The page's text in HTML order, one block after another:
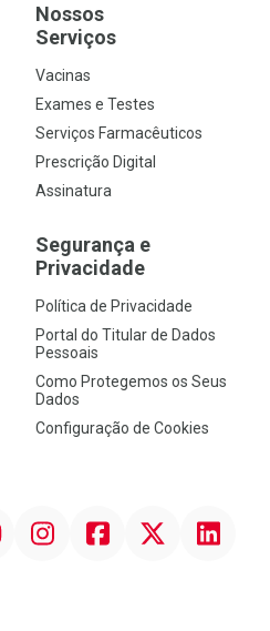
Nossos
Serviços
Vacinas
Exames e Testes
Serviços Farmacêuticos
Prescrição Digital
Assinatura
Segurança e
Privacidade
Política de Privacidade
Portal do Titular de Dados
Pessoais
Como Protegemos os Seus
Dados
Configuração de Cookies
InstagramFacebook Linkedin